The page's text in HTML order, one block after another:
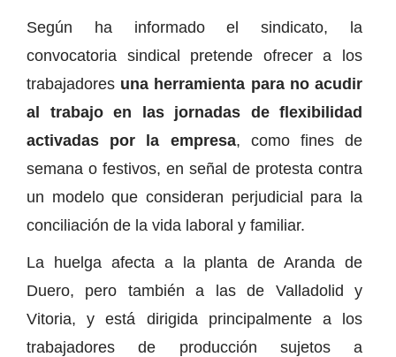
Según ha informado el sindicato, la
convocatoria sindical pretende ofrecer a los
trabajadores una herramienta para no acudir
al trabajo en las jornadas de flexibilidad
activadas por la empresa, como fines de
semana o festivos, en señal de protesta contra
un modelo que consideran perjudicial para la
conciliación de la vida laboral y familiar.
La huelga afecta a la planta de Aranda de
Duero, pero también a las de Valladolid y
Vitoria, y está dirigida principalmente a los
trabajadores de producción sujetos a